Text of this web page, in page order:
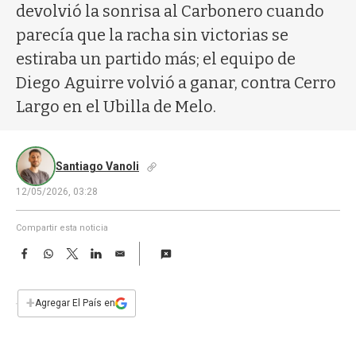
devolvió la sonrisa al Carbonero cuando
parecía que la racha sin victorias se
estiraba un partido más; el equipo de
Diego Aguirre volvió a ganar, contra Cerro
Largo en el Ubilla de Melo.
Santiago Vanoli
12/05/2026, 03:28
Compartir esta noticia
F
e
b
W
s
T
w
t
L
E
i
l
+Agregar El País en